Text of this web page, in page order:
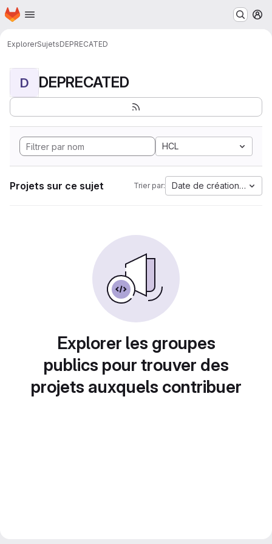
Passer au contenu principal
Page d'accueil
ExplorerSujetsDEPRECATED
D DEPRECATED
HCL
Projets sur ce sujet Trier par: Date de création la plus
Explorer les groupes
publics pour trouver des
projets auxquels contribuer